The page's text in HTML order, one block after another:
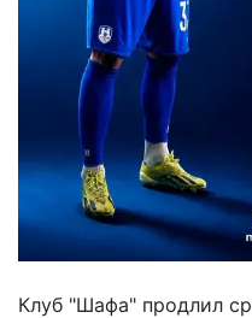
Клуб "Шафа" продлил